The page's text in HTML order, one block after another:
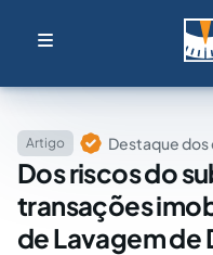
Artigo Destaque
Dos riscos do
transações
de Lavagem de